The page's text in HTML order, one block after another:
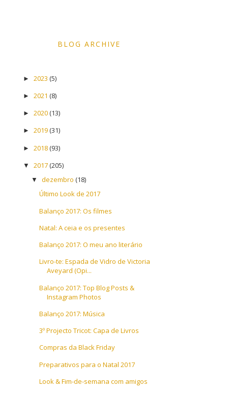
BLOG ARCHIVE
► 2023 (5)
► 2021 (8)
► 2020(13)
► 2019(31)
► 2018(93)
▼ 2017(205)
▼ dezembro (18)
Último Look de 2017
Balanço 2017: Os filmes
Natal: A ceia e os presentes
Balanço 2017: O meu ano literário
Livro-te: Espada de Vidro de Victoria
Aveyard (Opi...
Balanço 2017: Top Blog Posts &
Instagram Photos
Balanço 2017: Música
3º Projecto Tricot: Capa de Livros
Compras da Black Friday
Preparativos para o Natal 2017
Look & Fim-de-semana com amigos